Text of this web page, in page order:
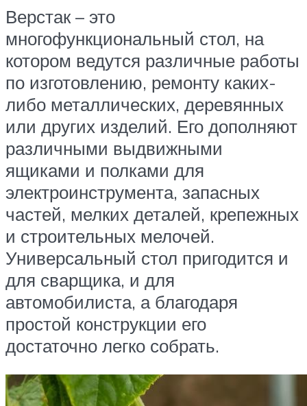
Верстак – это
многофункциональный стол, на
котором ведутся различные работы
по изготовлению, ремонту каких-
либо металлических, деревянных
или других изделий. Его дополняют
различными выдвижными
ящиками и полками для
электроинструмента, запасных
частей, мелких деталей, крепежных
и строительных мелочей.
Универсальный стол пригодится и
для сварщика, и для
автомобилиста, а благодаря
простой конструкции его
достаточно легко собрать.